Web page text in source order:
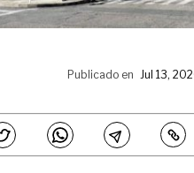
Publicado en Jul 13,